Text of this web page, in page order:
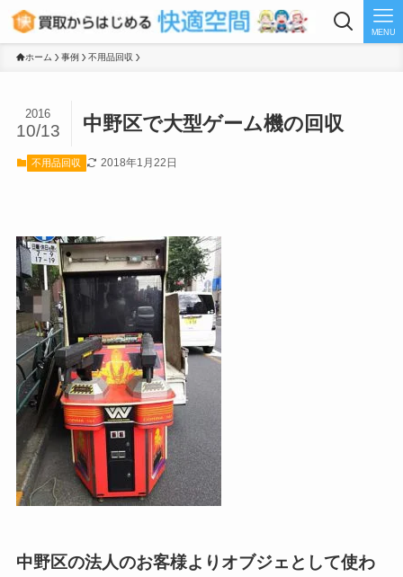
MENU
ホーム 事例 不用品回収
中野区で大型ゲーム機の回収
2016
10/13
不用品回収 2018年1月22日
中野区の法人のお客様よりオブジェとして使わ